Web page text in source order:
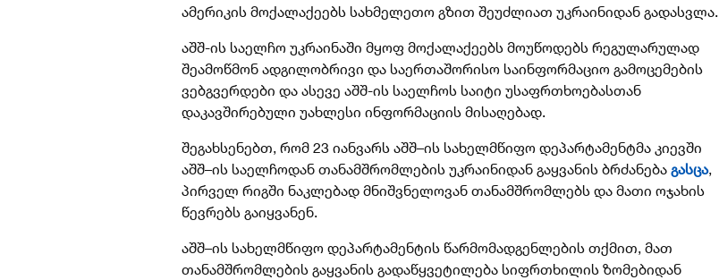
ამერიკის მოქალაქეებს სახმელეთო გზით შეუძლიათ უკრაინიდან გადასვლა.
აშშ-ის საელჩო უკრაინაში მყოფ მოქალაქეებს მოუწოდებს რეგულარულად
შეამოწმონ ადგილობრივი და საერთაშორისო საინფორმაციო გამოცემების
ვებგვერდები და ასევე აშშ-ის საელჩოს საიტი უსაფრთხოებასთან
დაკავშირებული უახლესი ინფორმაციის მისაღებად.
შეგახსენებთ, რომ 23 იანვარსაშშ–ის სახელმწიფო დეპარტამენტმა კიევში
აშშ–ის საელჩოდან თანამშრომლების უკრაინიდან გაყვანის ბრძანებაგასცა,
პირველ რიგში ნაკლებად მნიშვნელოვან თანამშრომლებს და მათი ოჯახის
წევრებს გაიყვანენ.
აშშ–ის სახელმწიფო დეპარტამენტის წარმომადგენლების თქმით, მათ
თანამშრომლების გაყვანის გადაწყვეტილება სიფრთხილის ზომებიდან